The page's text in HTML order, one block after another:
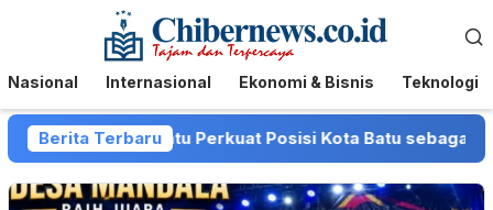
Menu
Mobile
Nasional Internasional Ekonomi & Bisnis Teknologi
Berita Terbaru
Pemkot Batu Perkuat Posisi Kota Batu sebagai